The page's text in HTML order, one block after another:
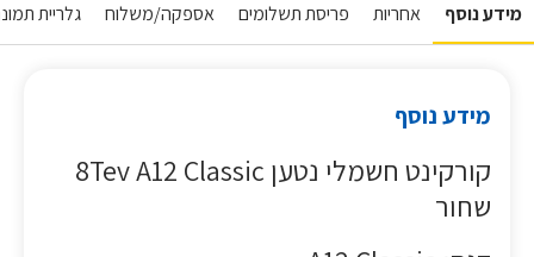
מידע נוסף אחריות פריסת תשלומים אספקה/משלוח גלריית
מידע נוסף
קורקינט חשמלי נטען 8Tev A12 Classic
שחור